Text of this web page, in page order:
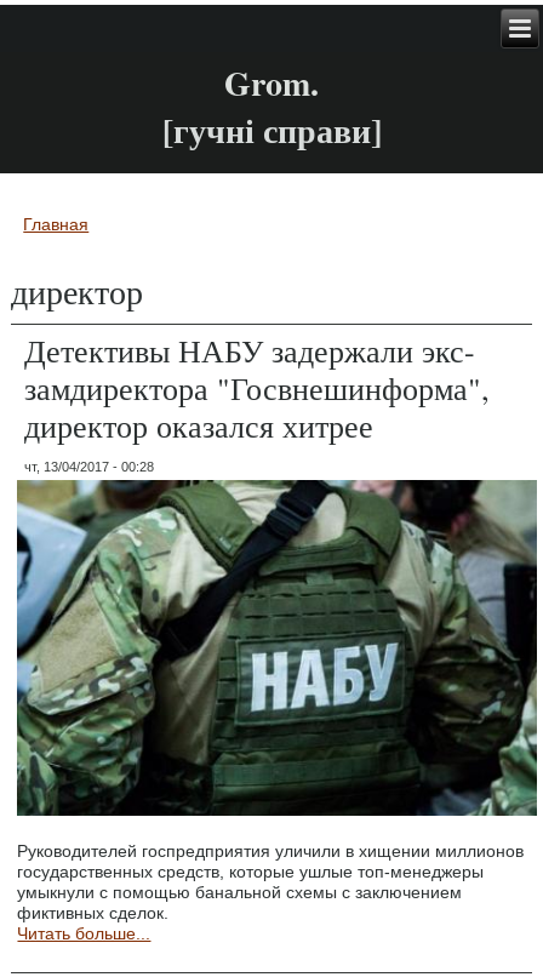
Grom.
[гучні справи]
Вы здесь
Главная
директор
Детективы НАБУ задержали экс-
замдиректора "Госвнешинформа",
директор оказался хитрее
чт, 13/04/2017 - 00:28
Руководителей госпредприятия уличили в хищении миллионов
государственных средств, которые ушлые топ-менеджеры
умыкнули с помощью банальной схемы с заключением
фиктивных сделок.
Читать больше...